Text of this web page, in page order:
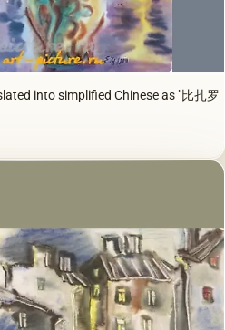
into simplified Chinese as "比扎罗